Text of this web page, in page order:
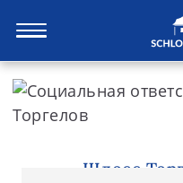
S
Шлосс